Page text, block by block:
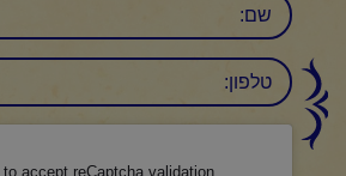
טלפון:
accept reCaptcha validation.